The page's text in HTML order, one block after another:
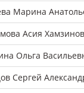
Марина
Асия
Ольга
Сергей